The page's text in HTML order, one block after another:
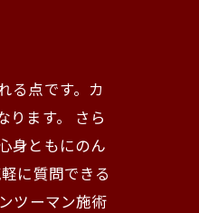
る点です。カ
ります。 さら
身ともにのん
に質問できる
ツーマン施術